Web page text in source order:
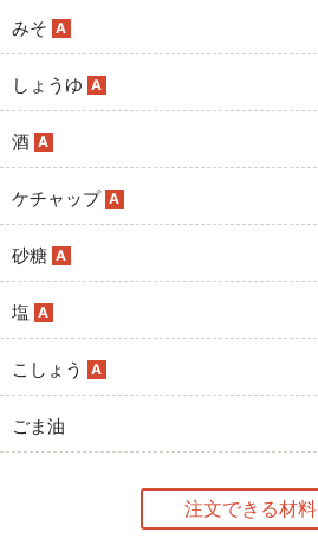
みそ A
しょうゆ A
酒 A
ケチャップ A
砂糖 A
塩 A
こしょう A
ごま油
注文できる材料